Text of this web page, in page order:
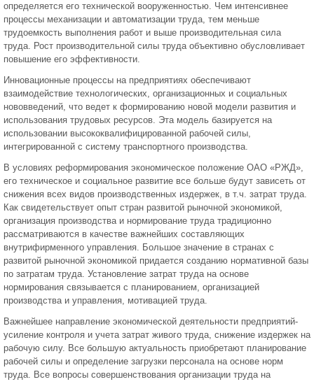
определяется его технической вооруженностью. Чем интенсивнее
процессы механизации и автоматизации труда, тем меньше
трудоемкость выполнения работ и выше производительная сила
труда. Рост производительной силы труда объективно обусловливает
повышение его эффективности.
Инновационные процессы на предприятиях обеспечивают
взаимодействие технологических, организационных и социальных
нововведений, что ведет к формированию новой модели развития и
использования трудовых ресурсов. Эта модель базируется на
использовании высококвалифицированной рабочей силы,
интегрированной с систему транспортного производства.
В условиях реформирования экономическое положение ОАО «РЖД»,
его техническое и социальное развитие все больше будут зависеть от
снижения всех видов производственных издержек, в т.ч. затрат труда.
Как свидетельствует опыт стран развитой рыночной экономикой,
организация производства и нормирование труда традиционно
рассматриваются в качестве важнейших составляющих
внутрифирменного управления. Большое значение в странах с
развитой рыночной экономикой придается созданию нормативной базы
по затратам труда. Установление затрат труда на основе
нормирования связывается с планированием, организацией
производства и управления, мотивацией труда.
Важнейшее направление экономической деятельности предприятий-
усиление контроля и учета затрат живого труда, снижение издержек на
рабочую силу. Все большую актуальность приобретают планирование
рабочей силы и определение загрузки персонала на основе норм
труда. Все вопросы совершенствования организации труда на